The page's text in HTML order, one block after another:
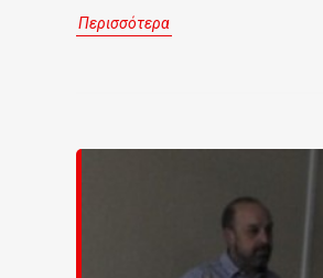
Περισσότερα